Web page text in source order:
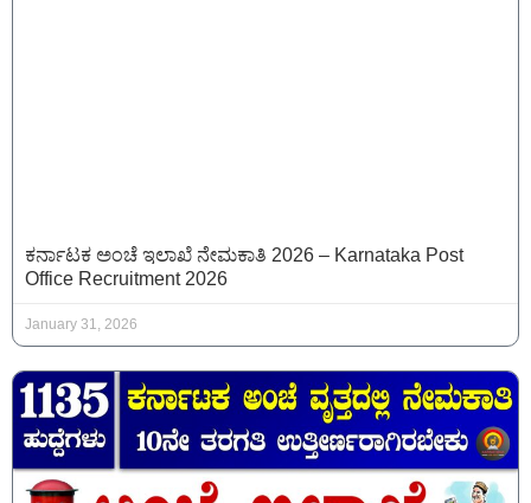
ಕರ್ನಾಟಕ ಅಂಚೆ ಇಲಾಖೆ ನೇಮಕಾತಿ 2026 – Karnataka Post
Office Recruitment 2026
January 31, 2026